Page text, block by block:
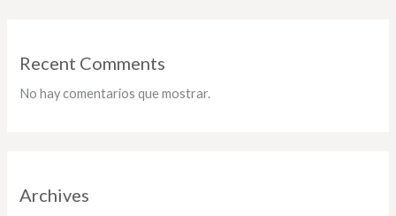
Recent Comments
No hay comentarios que mostrar.
Archives